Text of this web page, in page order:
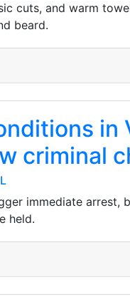
cuts, and warm
beard.
in
criminal
immediate
held.